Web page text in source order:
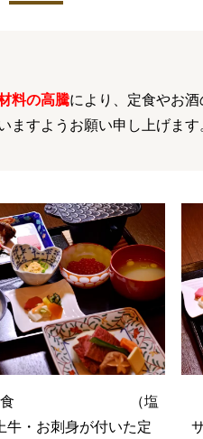
料の高騰により 、定食やお酒
ますようお願い申し上げます
ん定食 （塩
牛・お刺身が付いた定